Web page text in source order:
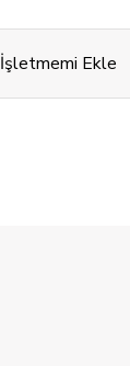
İşletmemi Ekle